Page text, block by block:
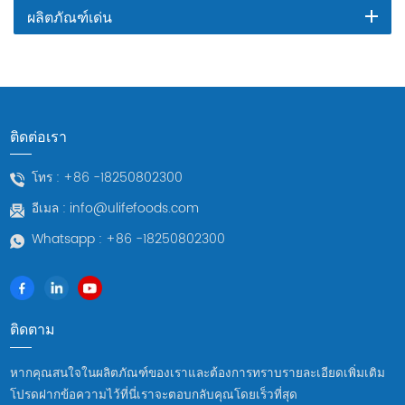
ผลิตภัณฑ์เด่น
ติดต่อเรา
โทร : +86 -18250802300
อีเมล : info@ulifefoods.com
Whatsapp : +86 -18250802300
ติดตาม
หากคุณสนใจในผลิตภัณฑ์ของเราและต้องการทราบรายละเอียดเพิ่มเติม
โปรดฝากข้อความไว้ที่นี่เราจะตอบกลับคุณโดยเร็วที่สุด